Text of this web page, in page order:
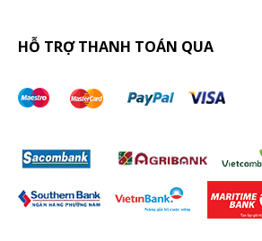
HỖ TRỢ THANH TOÁN QUA